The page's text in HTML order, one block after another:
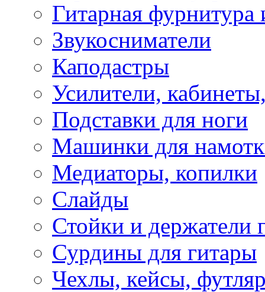
Гитарная фурнитура
Звукосниматели
Каподастры
Усилители,
Подставки для ноги
Машинки для
Медиаторы, копилки
Слайды
Стойки и держатели
Сурдины для гитары
Чехлы, кейсы,